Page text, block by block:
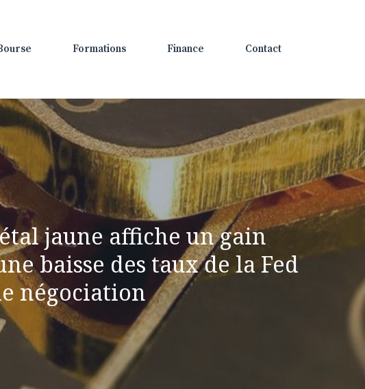
Formations Finance Contact
jaune affiche un gain
baisse des taux de la Fed
négociation